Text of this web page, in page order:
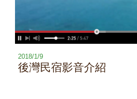
2018/1/9
後灣民宿影音介紹